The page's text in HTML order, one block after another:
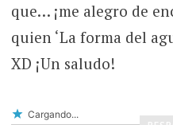
que… ¡me alegro de
quien ‘La forma del
XD ¡Un saludo!
Cargando...